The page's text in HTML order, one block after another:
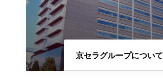
京セラグループについて